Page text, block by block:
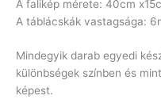
A falikép mérete: 40cm
A táblácskák vastagsága:
Mindegyik darab egyedi
különbségek színben és
képest.